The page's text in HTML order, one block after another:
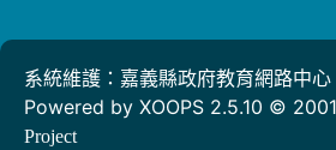
系統維護：嘉義縣政府教育網路中心
Powered by XOOPS 2.5.10 ©
Project